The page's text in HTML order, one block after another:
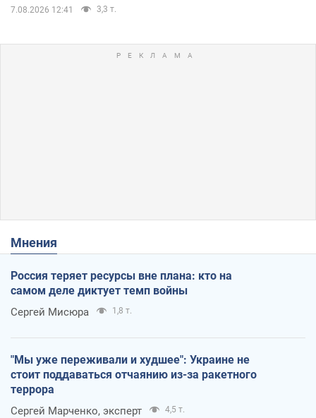
7.08.2026 12:41 3,3 т.
Мнения
Россия теряет ресурсы вне плана: кто на
самом деле диктует темп войны
Сергей Мисюра 1,8 т.
"Мы уже переживали и худшее": Украине не
стоит поддаваться отчаянию из-за ракетного
террора
Сергей Марченко, эксперт 4,5 т.